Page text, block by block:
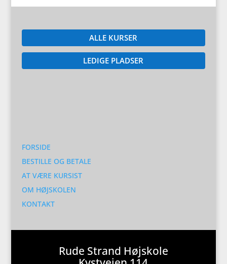
ALLE KURSER
LEDIGE PLADSER
FORSIDE
BESTILLE OG BETALE
AT VÆRE KURSIST
OM HØJSKOLEN
KONTAKT
Rude Strand Højskole